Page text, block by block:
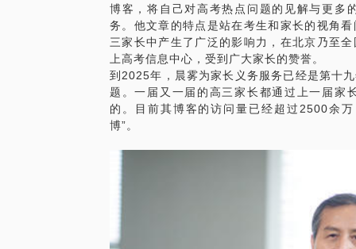
博客，将自己对高考热点问题的见解与更多
务。他文章的特点是站在考生和家长的视角
三家长中产生了广泛的影响力，在北京乃至
上高考信息中心，受到广大家长的赞誉。
到2025年，晨雾为家长义务服务已经是第十
题。一届又一届的高三家长都通过上一届家
的。目前其博客的访问量已经超过2500余
博”。